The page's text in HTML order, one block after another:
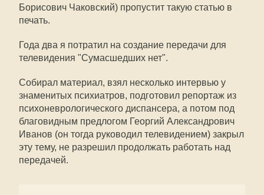
Борисович Чаковский) пропустит такую статью в
печать.
Года два я потратил на создание передачи для
телевидения "Сумасшедших нет".
Собирал материал, взял несколько интервью у
знаменитых психиатров, подготовил репортаж из
психоневрологического диспансера, а потом под
благовидным предлогом Георгий Александрович
Иванов (он тогда руководил телевидением) закрыл
эту тему, не разрешил продолжать работать над
передачей.